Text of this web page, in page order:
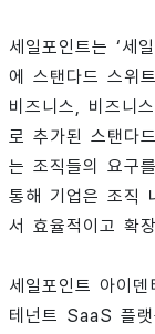
세일포인트는 ‘세
에 스탠다드 스위
비즈니스, 비즈니
로 추가된 스탠다
는 조직들의 요구
통해 기업은 조직
서 효율적이고 확
세일포인트 아이
테넌트 SaaS 플랫